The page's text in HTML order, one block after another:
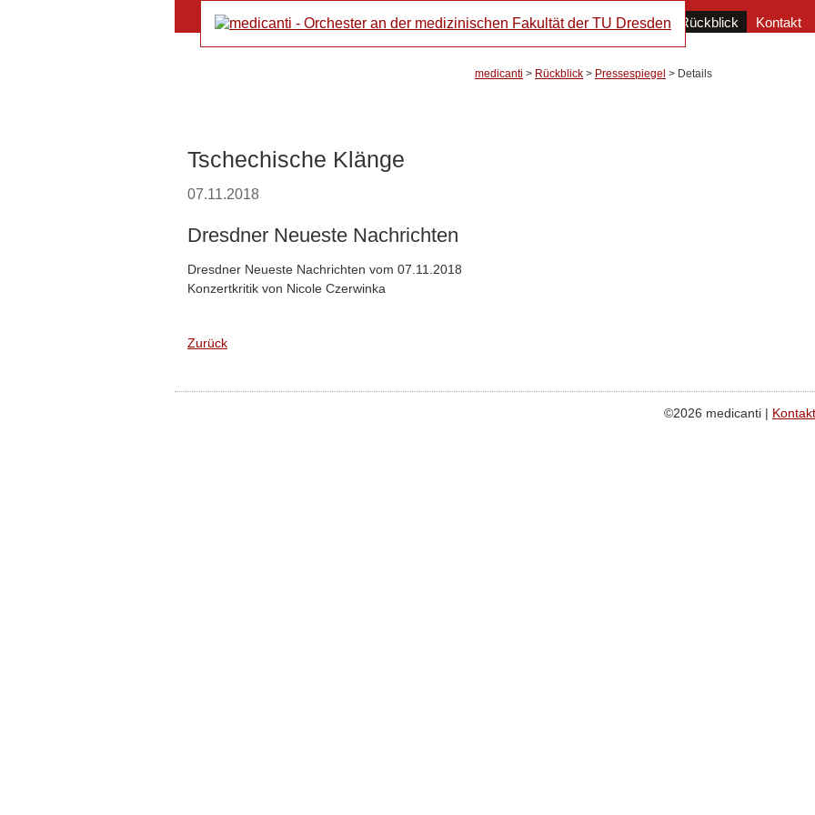
Navigation
Orchester Aktuell Rückblick Kontakt
medicanti > Rückblick > Pressespiegel > Details
Tschechische Klänge
07.11.2018
Dresdner Neueste Nachrichten
Dresdner Neueste Nachrichten vom 07.11.2018
Konzertkritik von Nicole Czerwinka
Zurück
©2026 medicanti | Kontakt